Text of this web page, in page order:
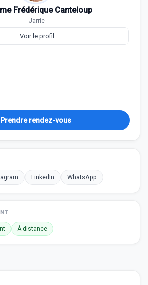
Frédérique Canteloup
Jarrie
Voir le profil
Prendre rendez-vous
LinkedIn WhatsApp
À distance